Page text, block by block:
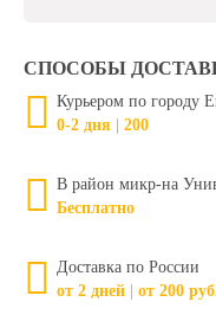
СПОСОБЫ
Курьером по городу
0-2 дня | 200
В район микр-на
Бесплатно
Доставка по России
от 2 дней | от 200